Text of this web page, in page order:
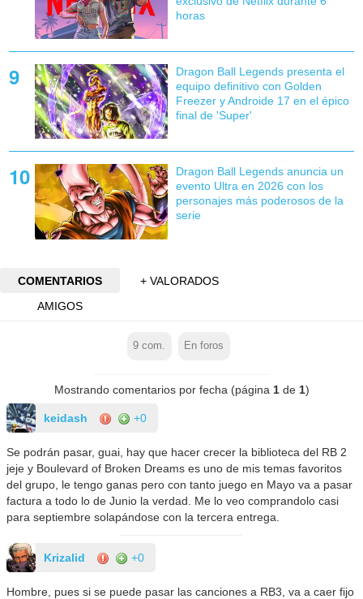
horas
Dragon Ball Legends presenta el
equipo definitivo con Golden
Freezer y Androide 17 en el épico
final de 'Super'
Dragon Ball Legends anuncia un
evento Ultra en 2026 con los
personajes más poderosos de la
serie
COMENTARIOS
+ VALORADOS
AMIGOS
9 com. En foros
Mostrando comentarios por fecha (página 1de 1)
keidash +0
Se podrán pasar, guai, hay que hacer crecer la biblioteca del RB 2
jeje y Boulevard of Broken Dreams es uno de mis temas favoritos
del grupo, le tengo ganas pero con tanto juego en Mayo va a pasar
factura a todo lo de Junio la verdad. Me lo veo comprandolo casi
para septiembre solapándose con la tercera entrega.
Krizalid +0
Hombre, pues si se puede pasar las canciones a RB3, va a caer fijo